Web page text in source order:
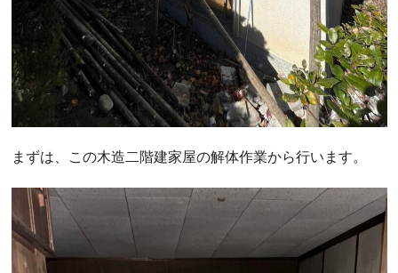
まずは、この木造二階建家屋の解体作業から行います。